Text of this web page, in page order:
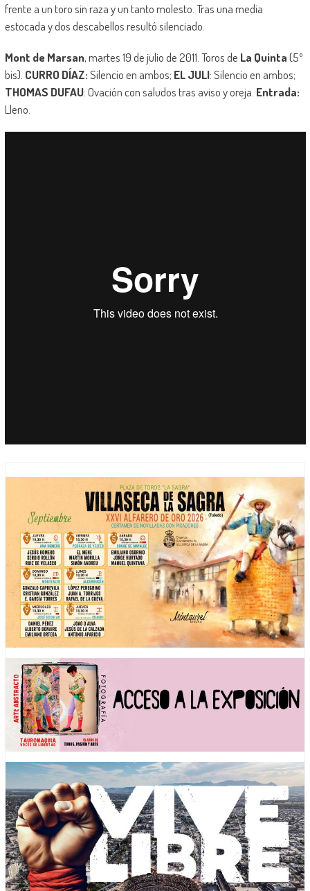
frente a un toro sin raza y un tanto molesto. Tras una media
estocada y dos descabellos resultó silenciado.
Mont de Marsan, martes 19 de julio de 2011. Toros de La Quinta(5º
bis). CURRO DÍAZ:Silencio en ambos; EL JULI: Silencio en ambos;
THOMAS DUFAU: Ovación con saludos tras aviso y oreja. Entrada:
Lleno.